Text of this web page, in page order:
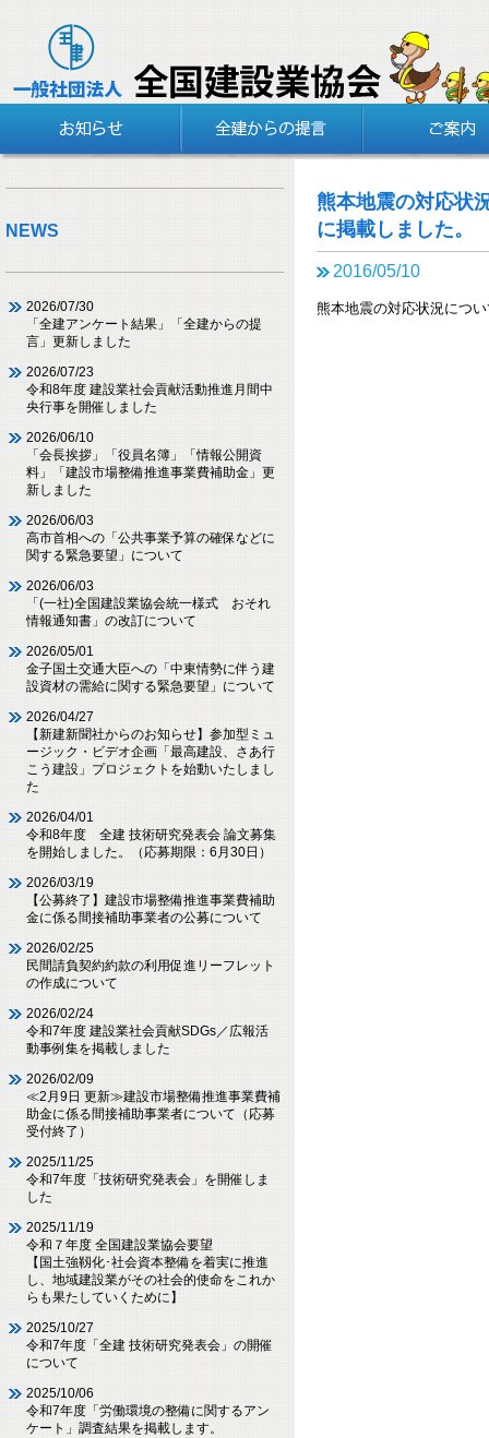
熊本地震の対応状
に掲載しました。
2016/05/10
熊本地震の対応状況につ
NEWS
2026/07/30
「全建アンケート結果」「全建からの提
言」更新しました
2026/07/23
令和8年度 建設業社会貢献活動推進月間中
央行事を開催しました
2026/06/10
「会長挨拶」「役員名簿」「情報公開資
料」「建設市場整備推進事業費補助金」更
新しました
2026/06/03
高市首相への「公共事業予算の確保などに
関する緊急要望」について
2026/06/03
「(一社)全国建設業協会統一様式 おそれ
情報通知書」の改訂について
2026/05/01
金子国土交通大臣への「中東情勢に伴う建
設資材の需給に関する緊急要望」について
2026/04/27
【新建新聞社からのお知らせ】参加型ミュ
ージック・ビデオ企画「最高建設、さあ行
こう建設」プロジェクトを始動いたしまし
た
2026/04/01
令和8年度 全建 技術研究発表会 論文募集
を開始しました。（応募期限：6月30日）
2026/03/19
【公募終了】建設市場整備推進事業費補助
金に係る間接補助事業者の公募について
2026/02/25
民間請負契約約款の利用促進リーフレット
の作成について
2026/02/24
令和7年度 建設業社会貢献SDGs／広報活
動事例集を掲載しました
2026/02/09
≪2月9日 更新≫建設市場整備推進事業費補
助金に係る間接補助事業者について（応募
受付終了）
2025/11/25
令和7年度「技術研究発表会」を開催しま
した
2025/11/19
令和７年度 全国建設業協会要望
【国土強靱化･社会資本整備を着実に推進
し、地域建設業がその社会的使命をこれか
らも果たしていくために】
2025/10/27
令和7年度「全建 技術研究発表会」の開催
について
2025/10/06
令和7年度「労働環境の整備に関するアン
ケート」調査結果を掲載します。